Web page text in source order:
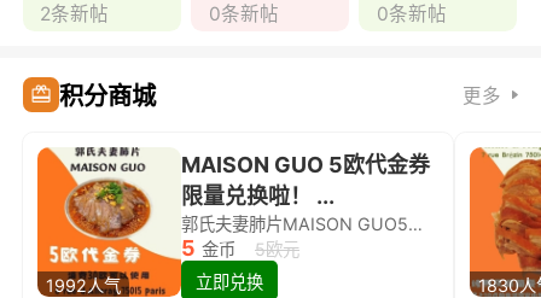
2条新帖 0条新帖 0条新帖
积分商城 更多
1992人气
MAISON GUO 5欧代金券
限量兑换啦！ ...
郭氏夫妻肺片MAISON GUO5欧代金券限量兑换啦！
5 金币
5欧元
立即兑换
1830人